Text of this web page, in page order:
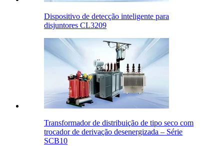
Dispositivo de detecção inteligente para
disjuntores CL3209
Transformador de distribuição de tipo seco com
trocador de derivação desenergizada – Série
SCB10